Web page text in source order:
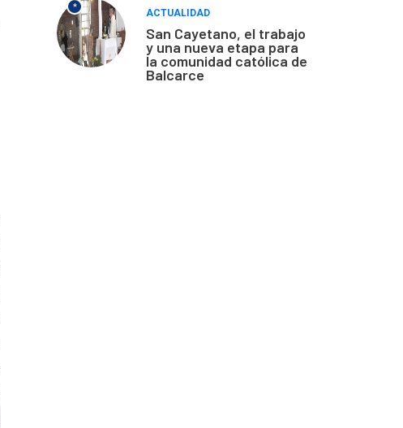
*
ACTUALIDAD
San Cayetano, el trabajo
y una nueva etapa para
la comunidad católica de
Balcarce